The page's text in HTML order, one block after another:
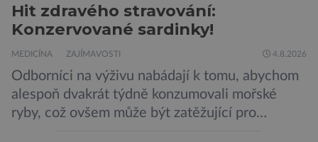
Hit zdravého stravování:
Konzervované sardinky!
MEDICÍNA ZAJÍMAVOSTI 4.8.2026
Odborníci na výživu nabádají k tomu, abychom
alespoň dvakrát týdně konzumovali mořské
ryby, což ovšem může být zatěžující pro